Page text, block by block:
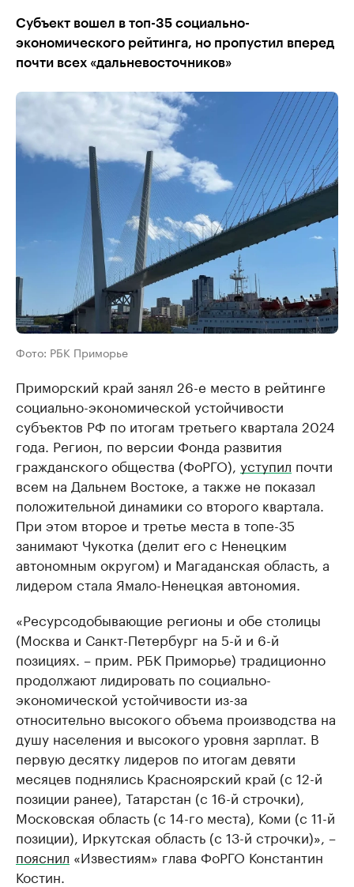
Субъект вошел в топ-35 социально-
экономического рейтинга, но пропустил вперед
почти всех «дальневосточников»
Фото: РБК Приморье
Приморский край занял 26-е место в рейтинге
социально-экономической устойчивости
субъектов РФ по итогам третьего квартала 2024
года. Регион, по версии Фонда развития
гражданского общества (ФоРГО), уступил почти
всем на Дальнем Востоке, а также не показал
положительной динамики со второго квартала.
При этом второе и третье места в топе-35
занимают Чукотка (делит его с Ненецким
автономным округом) и Магаданская область, а
лидером стала Ямало-Ненецкая автономия.
«Ресурсодобывающие регионы и обе столицы
(Москва и Санкт-Петербург на 5-й и 6-й
позициях. – прим. РБК Приморье) традиционно
продолжают лидировать по социально-
экономической устойчивости из-за
относительно высокого объема производства на
душу населения и высокого уровня зарплат. В
первую десятку лидеров по итогам девяти
месяцев поднялись Красноярский край (с 12-й
позиции ранее), Татарстан (с 16-й строчки),
Московская область (с 14-го места), Коми (с 11-й
позиции), Иркутская область (с 13-й строчки)», –
пояснил «Известиям» глава ФоРГО Константин
Костин.